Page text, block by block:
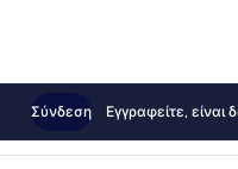
Σύνδεση Εγγραφείτε, είναι